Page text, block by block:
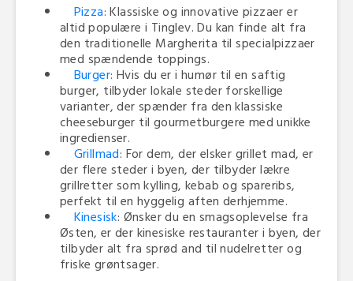
Pizza: Klassiske og innovative pizzaer er
altid populære i Tinglev. Du kan finde alt fra
den traditionelle Margherita til specialpizzaer
med spændende toppings.
Burger: Hvis du er i humør til en saftig
burger, tilbyder lokale steder forskellige
varianter, der spænder fra den klassiske
cheeseburger til gourmetburgere med unikke
ingredienser.
Grillmad: For dem, der elsker grillet mad, er
der flere steder i byen, der tilbyder lækre
grillretter som kylling, kebab og spareribs,
perfekt til en hyggelig aften derhjemme.
Kinesisk: Ønsker du en smagsoplevelse fra
Østen, er der kinesiske restauranter i byen, der
tilbyder alt fra sprød and til nudelretter og
friske grøntsager.